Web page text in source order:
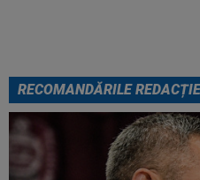
RECOMANDĂRILE